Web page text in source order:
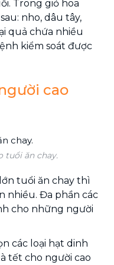
Trong giỏ hoa
nho, dâu tây,
quả chứa nhiều
kiểm soát được
cao
tuổi ăn chay.
tuổi ăn chay thì
nhiều. Đa phần các
cho những người
các loại hạt dinh
tết cho người cao